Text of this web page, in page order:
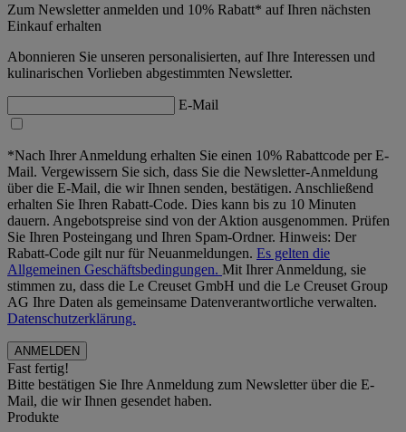
Zum Newsletter anmelden und 10% Rabatt* auf Ihren nächsten
Einkauf erhalten
Abonnieren Sie unseren personalisierten, auf Ihre Interessen und
kulinarischen Vorlieben abgestimmten Newsletter.
E-Mail
*Nach Ihrer Anmeldung erhalten Sie einen 10% Rabattcode per E-
Mail. Vergewissern Sie sich, dass Sie die Newsletter-Anmeldung
über die E-Mail, die wir Ihnen senden, bestätigen. Anschließend
erhalten Sie Ihren Rabatt-Code. Dies kann bis zu 10 Minuten
dauern. Angebotspreise sind von der Aktion ausgenommen. Prüfen
Sie Ihren Posteingang und Ihren Spam-Ordner. Hinweis: Der
Rabatt-Code gilt nur für Neuanmeldungen. Es gelten die
Allgemeinen Geschäftsbedingungen. Mit Ihrer Anmeldung, sie
stimmen zu, dass die Le Creuset GmbH und die Le Creuset Group
AG Ihre Daten als gemeinsame Datenverantwortliche verwalten.
Datenschutzerklärung.
Fast fertig!
Bitte bestätigen Sie Ihre Anmeldung zum Newsletter über die E-
Mail, die wir Ihnen gesendet haben.
Produkte